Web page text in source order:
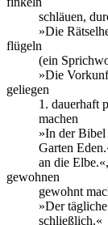
schläuen,
»Die
flügeln
(ein
»Die
geliegen
1. dauerhaft
machen
»In der Bibel
Garten
an die
gewohnen
gewohnt
»Der
schließlich.«